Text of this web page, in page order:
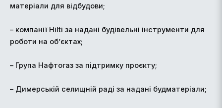
матеріали для відбудови;
– компанії Hilti за надані будівельні інструменти для
роботи на об’єктах;
– Група Нафтогаз за підтримку проєкту;
– Димерській селищній раді за надані будматеріали;